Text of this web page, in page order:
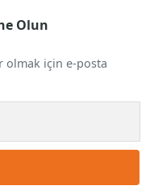
Olun
olmak için e-posta